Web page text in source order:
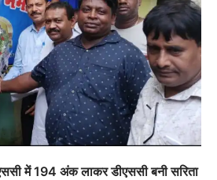
में 194 अंक लाकर डीएससी बनी सरिता